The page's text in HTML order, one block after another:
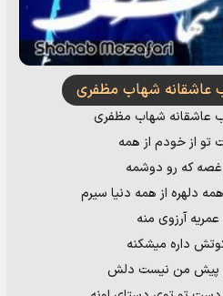
شهاب مظفری
شهاب مظفری
از خودم از همه
غصه که رو دوشمه
دلهره از همه دنیا سیرم
آرزوی منه
داره میشکنه
پیش من نیست دلش